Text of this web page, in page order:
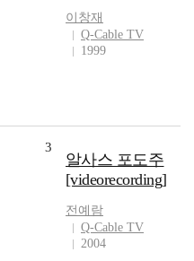
이창재
Q-Cable TV
1999
3
알사스 포도주
[videorecording]
전예람
Q-Cable TV
2004